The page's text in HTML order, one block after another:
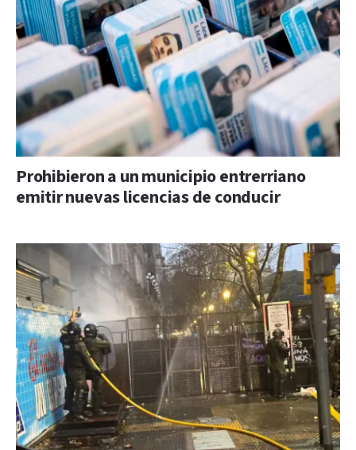
Prohibieron a un municipio entrerriano
emitir nuevas licencias de conducir